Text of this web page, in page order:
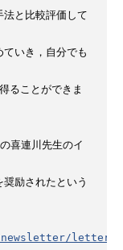
と比較評価して
いき，自分でも
ることができま
喜連川先生のイ
励されたという